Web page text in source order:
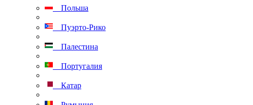
Польша
Пуэрто-Рико
Палестина
Португалия
Катар